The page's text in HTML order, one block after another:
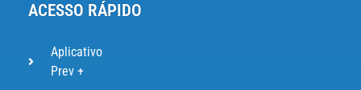
ACESSO RÁPIDO
Aplicativo
Prev +